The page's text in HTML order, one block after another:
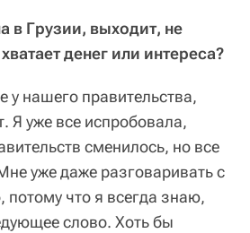
в Грузии, выходит, не
денег или интереса?
у нашего правительства,
Я уже все испробовала,
сменилось, но все
уже даже разговаривать с
потому что я всегда знаю,
слово. Хоть бы